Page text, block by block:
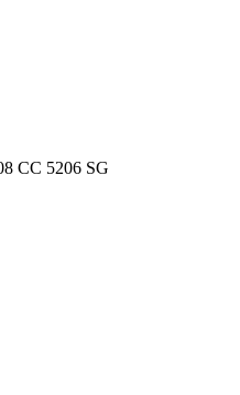
CC 5206 SG